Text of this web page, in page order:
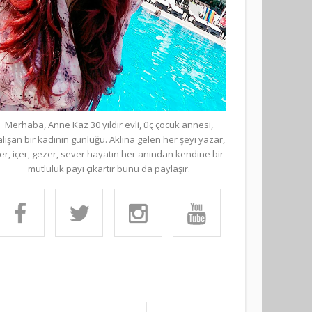
Merhaba, Anne Kaz 30 yıldır evli, üç çocuk annesi,
bir kadının günlüğü. Aklına gelen her şeyi yazar,
içer, gezer, sever hayatın her anından kendine bir
mutluluk payı çıkartır bunu da paylaşır.